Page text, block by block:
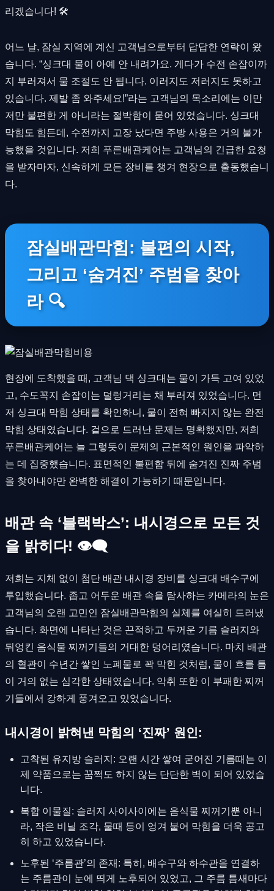
리겠습니다! 🛠
어느 날, 잠실 지역에 계신 고객님으로부터 답답한 연락이 왔
습니다. “싱크대 물이 아예 안 내려가요. 게다가 수전 손잡이까
지 부러져서 물 조절도 안 됩니다. 이러지도 저러지도 못하고
있습니다. 제발 좀 와주세요!”라는 고객님의 목소리에는 이만
저만 불편한 게 아니라는 절박함이 묻어 있었습니다. 싱크대
막힘도 힘든데, 수전까지 고장 났다면 주방 사용은 거의 불가
능했을 것입니다. 저희 푸른배관케어는 고객님의 긴급한 요청
을 받자마자, 신속하게 모든 장비를 챙겨 현장으로 출동했습니
다.
잠실배관막힘: 불편의 시작,
그리고 ‘숨겨진’ 주범을 찾아
라 🔍
현장에 도착했을 때, 고객님 댁 싱크대는 물이 가득 고여 있었
고, 수도꼭지 손잡이는 덜렁거리는 채 부러져 있었습니다. 먼
저 싱크대 막힘 상태를 확인하니, 물이 전혀 빠지지 않는 완전
막힘 상태였습니다. 겉으로 드러난 문제는 명확했지만, 저희
푸른배관케어는 늘 그렇듯이 문제의 근본적인 원인을 파악하
는 데 집중했습니다. 표면적인 불편함 뒤에 숨겨진 진짜 주범
을 찾아내야만 완벽한 해결이 가능하기 때문입니다.
배관 속 ‘블랙박스’: 내시경으로 모든 것
을 밝히다! 👁🗨
저희는 지체 없이 첨단 배관 내시경 장비를 싱크대 배수구에
투입했습니다. 좁고 어두운 배관 속을 탐사하는 카메라의 눈은
고객님의 오랜 고민인 잠실배관막힘의 실체를 여실히 드러냈
습니다. 화면에 나타난 것은 끈적하고 두꺼운 기름 슬러지와
뒤엉킨 음식물 찌꺼기들의 거대한 덩어리였습니다. 마치 배관
의 혈관이 수년간 쌓인 노폐물로 꽉 막힌 것처럼, 물이 흐를 틈
이 거의 없는 심각한 상태였습니다. 악취 또한 이 부패한 찌꺼
기들에서 강하게 풍겨오고 있었습니다.
내시경이 밝혀낸 막힘의 ‘진짜’ 원인:
고착된 유지방 슬러지: 오랜 시간 쌓여 굳어진 기름때는 이
제 약품으로는 꿈쩍도 하지 않는 단단한 벽이 되어 있었습
니다.
복합 이물질: 슬러지 사이사이에는 음식물 찌꺼기뿐 아니
라, 작은 비닐 조각, 물때 등이 엉겨 붙어 막힘을 더욱 공고
히 하고 있었습니다.
노후된 ‘주름관’의 존재: 특히, 배수구와 하수관을 연결하
는 주름관이 눈에 띄게 노후되어 있었고, 그 주름 틈새마다